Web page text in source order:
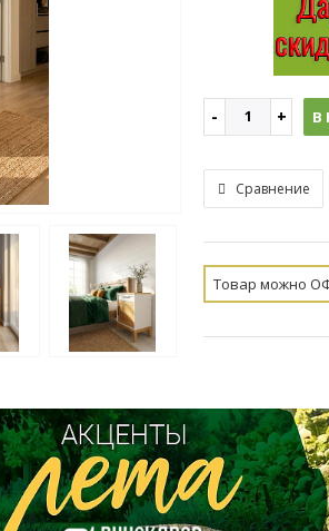
В
Сравнение
Товар можно